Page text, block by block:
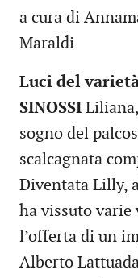
a cura di
Maraldi
Luci del
SINOSSI
sogno del
scalcagnata
Diventata Lilly,
ha vissuto varie
l’offerta di un
Alberto